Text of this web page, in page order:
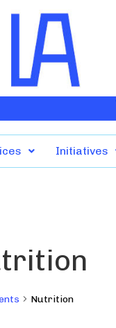
Initiatives
Nutrition